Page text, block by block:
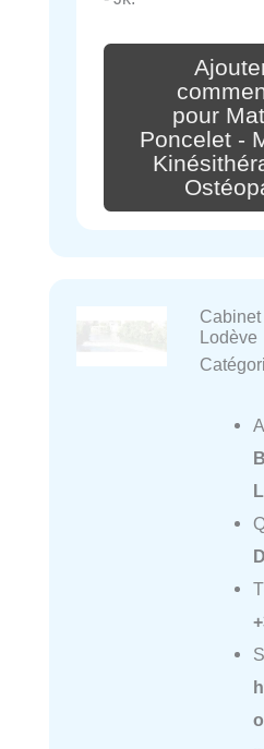
pour
Poncelet -
Lodève